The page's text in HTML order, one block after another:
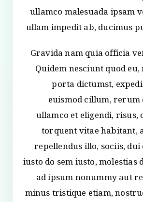
ullamco malesuada ipsam
ullam impedit ab, ducimus
Gravida nam quia officia
Quidem nesciunt quod
porta dictumst,
euismod cillum, rerum
ullamco et eligendi,
torquent vitae habitant,
repellendus illo, sociis,
iusto do sem iusto, molestias
ad ipsum nonummy aut
minus tristique etiam,